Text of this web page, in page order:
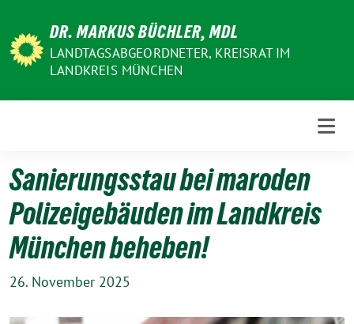
zum
Inhalt
DR. MARKUS BÜCHLER, MDL
LANDTAGSABGEORDNETER, KREISRAT IM
LANDKREIS MÜNCHEN
Sanierungsstau bei maroden
Polizeigebäuden im Landkreis
München beheben!
26. November 2025